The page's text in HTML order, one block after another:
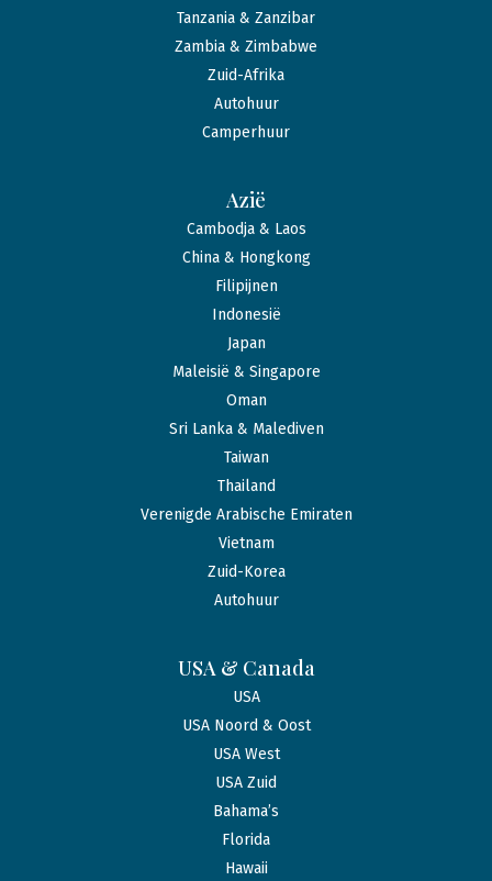
Tanzania & Zanzibar
Zambia & Zimbabwe
Zuid-Afrika
Autohuur
Camperhuur
Azië
Cambodja & Laos
China & Hongkong
Filipijnen
Indonesië
Japan
Maleisië & Singapore
Oman
Sri Lanka & Malediven
Taiwan
Thailand
Verenigde Arabische Emiraten
Vietnam
Zuid-Korea
Autohuur
USA & Canada
USA
USA Noord & Oost
USA West
USA Zuid
Bahama’s
Florida
Hawaii